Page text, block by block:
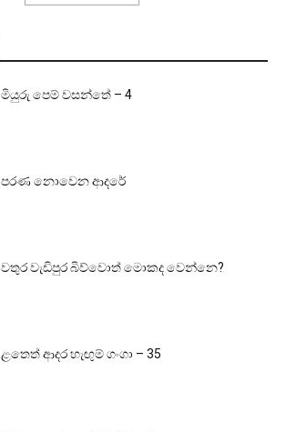
මියුරු පෙම් වසන්තේ – 4
පරණ නොවෙන ආදරේ
වතුර වැඩිපුර බිව්වොත් මොකද වෙන්නෙ?
ළතෙත් ආදර හැඟුම් ගංගා – 35